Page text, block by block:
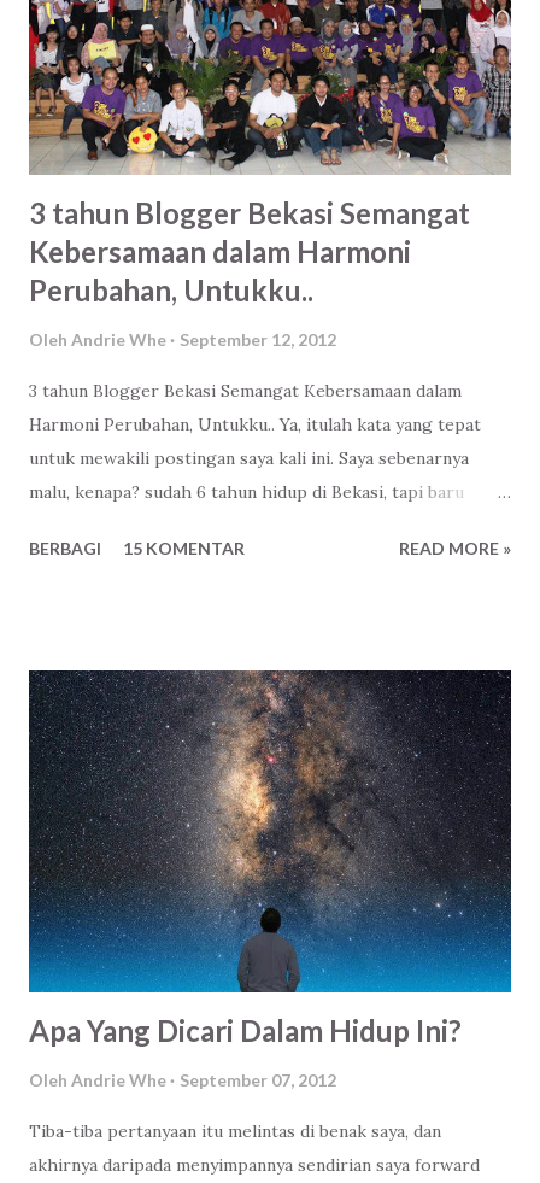
ratusan ribu perkataan manusia yang tidak dilukiskan
wajahnya bisa menjadi panduan dalam kehidupan. Dan tentu
saja, ada Tuhan Yang Berkehendak menjaganya sampai akhir
zaman.
3 tahun Blogger Bekasi Semangat
Kebersamaan dalam Harmoni
Perubahan, Untukku..
Oleh Andrie Whe September 12, 2012
3 tahun Blogger Bekasi Semangat Kebersamaan dalam
Harmoni Perubahan, Untukku.. Ya, itulah kata yang tepat
untuk mewakili postingan saya kali ini. Saya sebenarnya
malu, kenapa? sudah 6 tahun hidup di Bekasi, tapi baru
tahunnya yang ke 3. Miris. Flashback.. Malam itu seperti
yang penting? Dan ternyata ada! Seorang teman akan
menghadiri event bernama Ulang Tahun ke 3 Blogger
Bekasi pada tanggal 8 September 2012 yang
diselenggarakan di Balai Patriot , Kantor Walikota Bekasi
. Penasaran saya searching alamat webnya, alamat Facebook
baik grup dan halaman fanspagenya dan tidak ketinggalan
twitternya. Lalu singkat cerita dengan berani dan agak ragu
saya mengisi form pendaftaran tanda akan hadir disana, di
acara Ulang Tahun ke...
BERBAGI 15 KOMENTAR READ MORE »
Apa Yang Dicari Dalam Hidup Ini?
Oleh Andrie Whe September 07, 2012
Tiba-tiba pertanyaan itu melintas di benak saya, dan
akhirnya daripada menyimpannya sendirian saya forward